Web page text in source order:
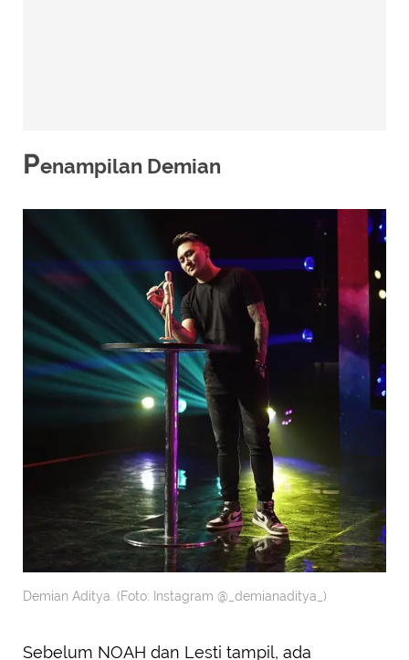
Penampilan Demian
Demian Aditya. (Foto: Instagram @_demianaditya_)
Sebelum NOAH dan Lesti tampil, ada